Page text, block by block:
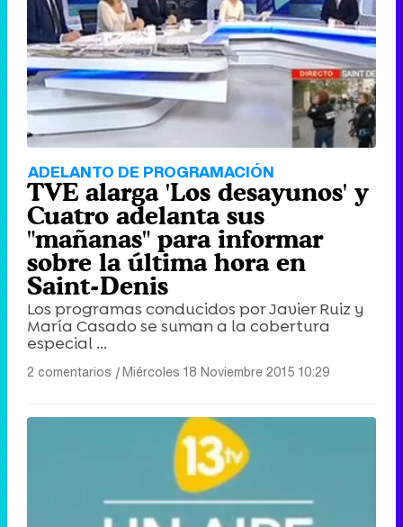
ADELANTO DE PROGRAMACIÓN
TVE alarga 'Los desayunos' y
Cuatro adelanta sus
"mañanas" para informar
sobre la última hora en
Saint-Denis
Los programas conducidos por Javier Ruiz y
María Casado se suman a la cobertura
especial ...
2 comentarios |Miércoles 18 Noviembre 2015 10:29